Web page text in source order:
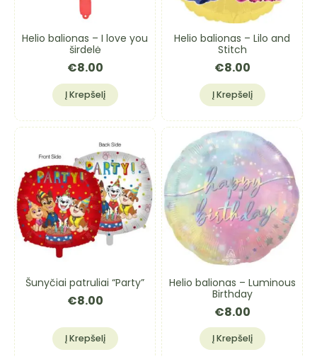
Helio balionas – I love you
širdelė
€8.00
Į Krepšelį
Helio balionas – Lilo and
Stitch
€8.00
Į Krepšelį
Šunyčiai patruliai “Party”
€8.00
Į Krepšelį
Helio balionas – Luminous
Birthday
€8.00
Į Krepšelį